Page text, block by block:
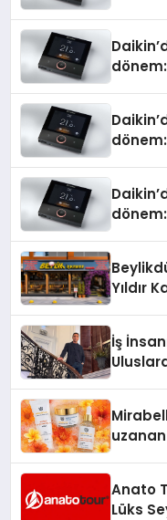
Yıldır
İş
Anato
Lüks